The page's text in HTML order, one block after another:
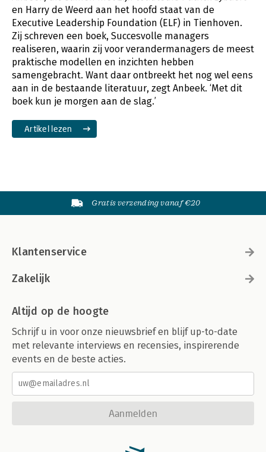
en Harry de Weerd aan het hoofd staat van de
Executive Leadership Foundation (ELF) in Tienhoven.
Zij schreven een boek, Succesvolle managers
realiseren, waarin zij voor verandermanagers de meest
praktische modellen en inzichten hebben
samengebracht. Want daar ontbreekt het nog wel eens
aan in de bestaande literatuur, zegt Anbeek. ‘Met dit
boek kun je morgen aan de slag.’
Artikel lezen
Gratis verzending vanaf €20
Klantenservice
Zakelijk
Altijd op de hoogte
Schrijf u in voor onze nieuwsbrief en blijf up-to-date
met relevante interviews en recensies, inspirerende
events en de beste acties.
Aanmelden